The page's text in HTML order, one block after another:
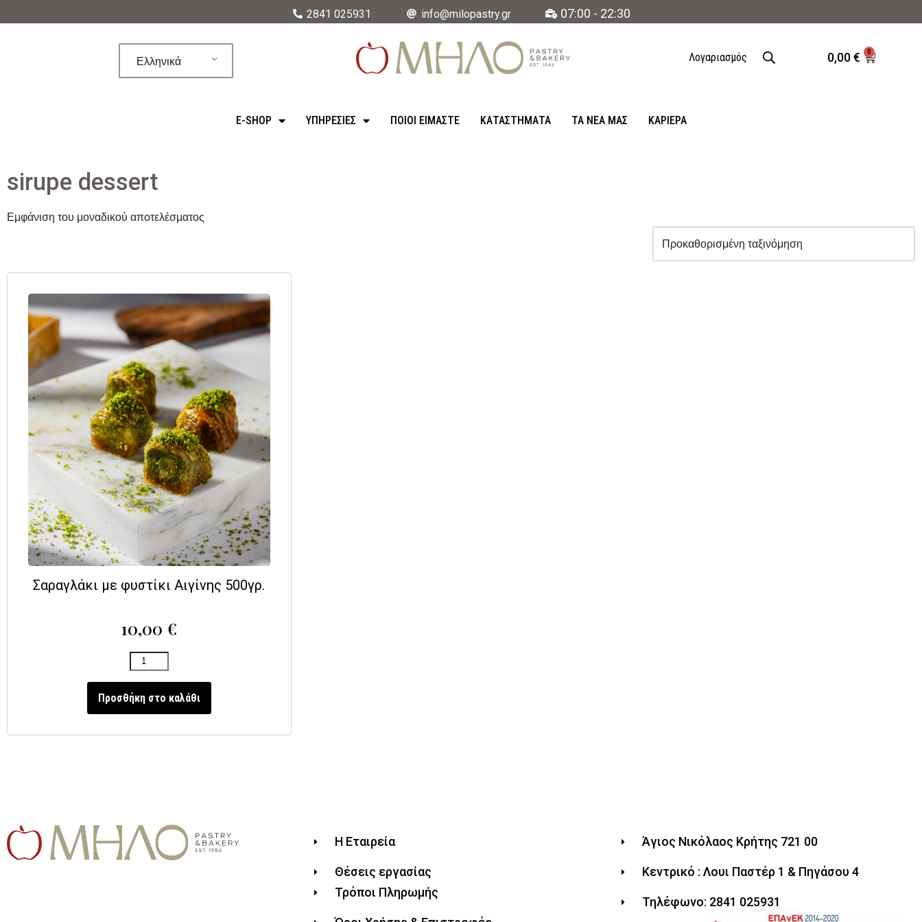
2841 025931 info@milopastry.gr 07:00 - 22:30
Ελληνικά Λογαριασμός 0,00€ 0
E-SHOP ΥΠΗΡΕΣΊΕΣ ΠΟΙΟΙ ΕΙΜΑΣΤΕ ΚΑΤΑΣΤΉΜΑΤΑ ΤΑ ΝΈΑ ΜΑΣ ΚΑΡΙΈΡΑ
sirupe dessert
Εμφάνιση του μοναδικού αποτελέσματος
Σαραγλάκι με φυστίκι Αιγίνης 500γρ.
10,00 €
Προσθήκη στο καλάθι
Η Εταιρεία
Θέσεις εργασίας
Τρόποι Πληρωμής
Άγιος Νικόλαος Κρήτης 721 00
Κεντρικό : Λουι Παστέρ 1 & Πηγάσου 4
Τηλέφωνο: 2841 025931